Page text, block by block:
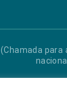
(Chamada para